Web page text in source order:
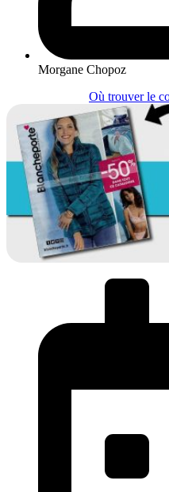
Morgane Chopoz
Où trouver le